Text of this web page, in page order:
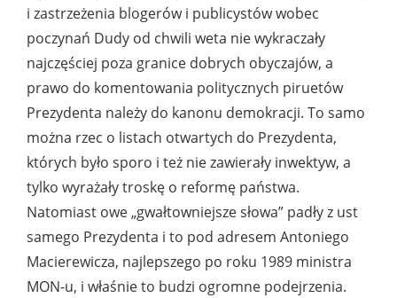
i zastrzeżenia blogerów i publicystów wobec
poczynań Dudy od chwili weta nie wykraczały
najczęściej poza granice dobrych obyczajów, a
prawo do komentowania politycznych piruetów
Prezydenta należy do kanonu demokracji. To samo
można rzec o listach otwartych do Prezydenta,
których było sporo i też nie zawierały inwektyw, a
tylko wyrażały troskę o reformę państwa.
Natomiast owe „gwałtowniejsze słowa” padły z ust
samego Prezydenta i to pod adresem Antoniego
Macierewicza, najlepszego po roku 1989 ministra
MON-u, i właśnie to budzi ogromne podejrzenia.